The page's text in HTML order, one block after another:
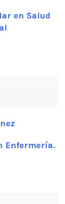
en Salud
Enfermería.